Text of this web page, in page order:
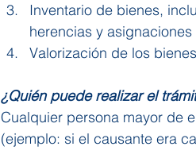
Inventario de bienes,
herencias y
Valorización de los
¿Quién puede realizar el
Cualquier persona mayor de
(ejemplo: si el causante era